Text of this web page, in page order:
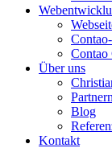
Contao
Über uns
Blog
Kontakt